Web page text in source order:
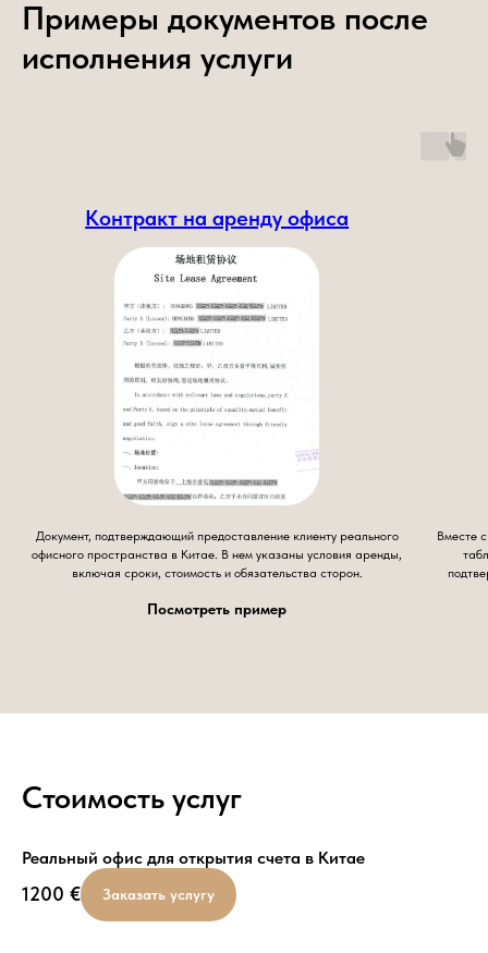
Примеры документов после
исполнения услуги
Контракт на аренду офиса
Документ, подтверждающий предоставление клиенту реального
офисного пространства в Китае. В нем указаны условия аренды,
включая сроки, стоимость и обязательства сторон.
Посмотреть пример
Вместе
Стоимость услуг
Реальный офис для открытия счета в Китае
1200 € Заказать услугу